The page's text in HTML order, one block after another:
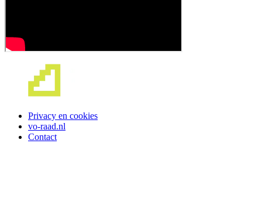
Privacy en cookies
vo-raad.nl
Contact